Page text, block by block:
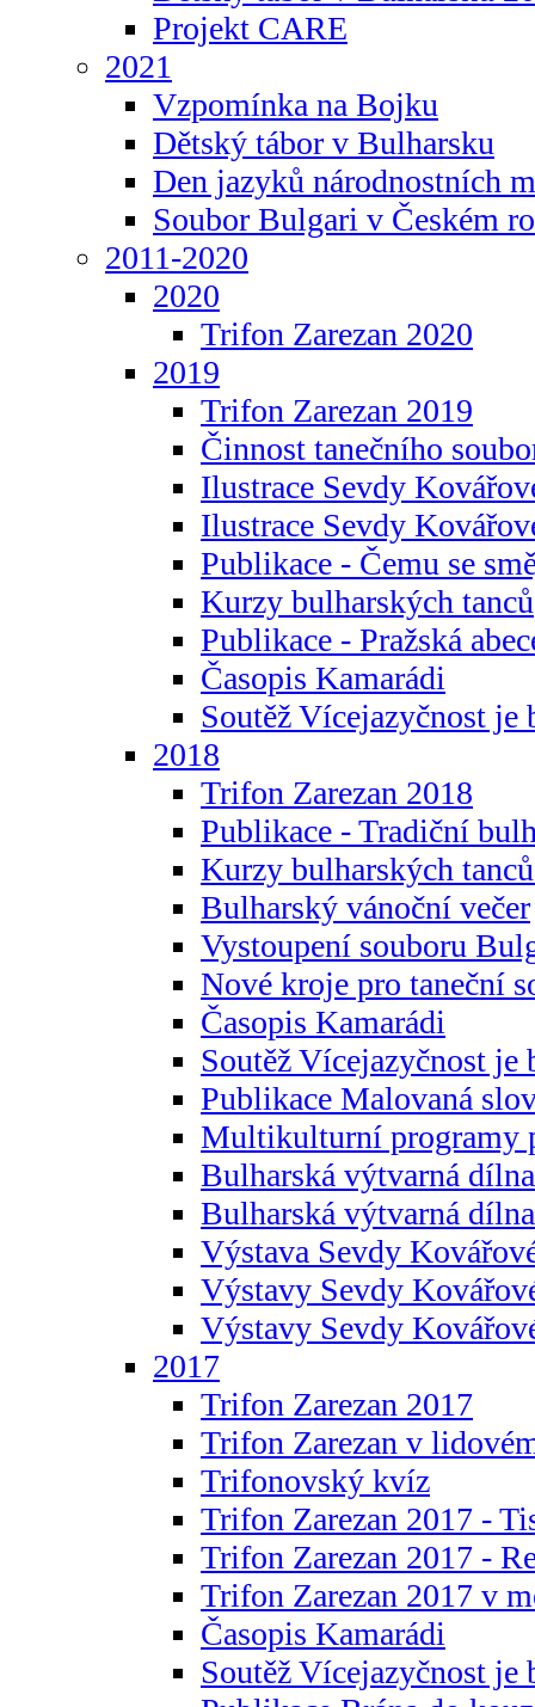
Projekt CARE
2021
Vzpomínka na Bojku
Dětský tábor v Bulharsku
Den jazyků národnostních
Soubor Bulgari v Českém
2011-2020
2020
Trifon Zarezan 2020
2019
Trifon Zarezan 2019
Činnost tanečního
Ilustrace Sevdy
Ilustrace Sevdy
Publikace - Čemu se
Kurzy bulharských tanců
Publikace - Pražská
Časopis Kamarádi
Soutěž Vícejazyčnost je
2018
Trifon Zarezan 2018
Publikace - Tradiční
Kurzy bulharských
Bulharský vánoční večer
Vystoupení souboru
Nové kroje pro taneční
Časopis Kamarádi
Soutěž Vícejazyčnost je
Publikace Malovaná
Multikulturní programy
Bulharská výtvarná
Bulharská výtvarná
Výstava Sevdy
Výstavy Sevdy
Výstavy Sevdy
2017
Trifon Zarezan 2017
Trifon Zarezan v
Trifonovský kvíz
Trifon Zarezan 2017 -
Trifon Zarezan 2017 -
Trifon Zarezan 2017 v
Časopis Kamarádi
Soutěž Vícejazyčnost je